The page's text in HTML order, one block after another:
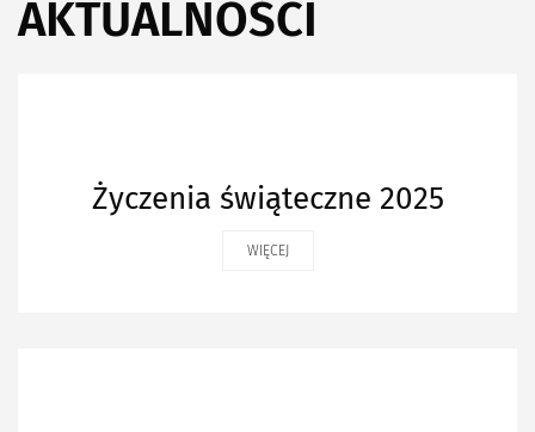
AKTUALNOŚCI
Życzenia świąteczne 2025
WIĘCEJ